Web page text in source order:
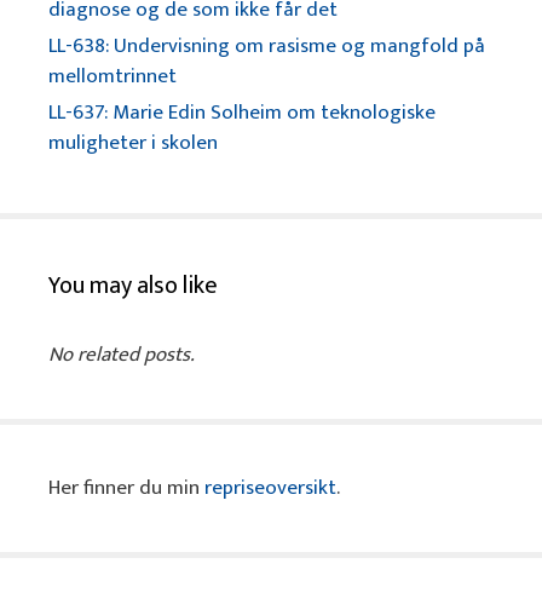
diagnose og de som ikke får det
LL-638: Undervisning om rasisme og mangfold på
mellomtrinnet
LL-637: Marie Edin Solheim om teknologiske
muligheter i skolen
You may also like
No related posts.
Her finner du min repriseoversikt.